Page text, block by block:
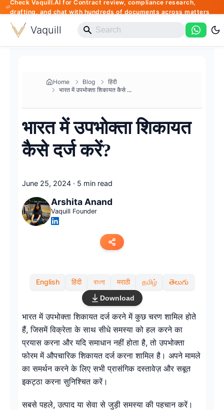
Check Vaquill.AI for Contract review, compliance research,
drafting, and chat with hundreds of documents across matters
Vaquill
Home Blog
हिंदी
भारत में उपभोक्ता शिकायत कैसे ...
भारत में उपभोक्ता शिकायत
कैसे दर्ज करें?
June 25, 2024 · 5 min read
Arshita Anand
Vaquill Founder
LinkedIn
WhatsApp
Email
English हिंदी বাংলা मराठी தமிழ் తెలుగు
Download
भारत में उपभोक्ता शिकायत दर्ज करने में कुछ चरण शामिल होते
हैं, जिसमें विक्रेता के साथ सीधे समस्या को हल करने का
प्रयास करना और यदि समाधान नहीं होता है, तो उपभोक्ता
फोरम में औपचारिक शिकायत दर्ज करना शामिल है। अपने मामले
का समर्थन करने के लिए सभी प्रासंगिक दस्तावेज़ और सबूत
इकट्ठा करना सुनिश्चित करें।
सबसे पहले, उत्पाद या सेवा से जुड़ी समस्या की पहचान करें।